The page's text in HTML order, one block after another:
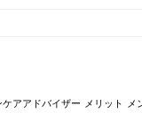
ケアアドバイザー メリット メ